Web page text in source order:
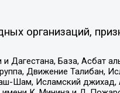
организаций,
База, Асбат
Движение Талибан,
Шам, Исламский джихад,